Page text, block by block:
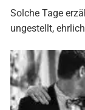
Solche Tage
ungestellt,